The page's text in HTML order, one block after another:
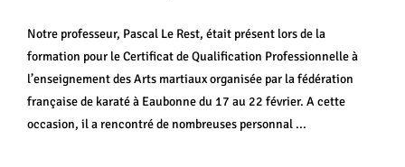
Notre professeur, Pascal Le Rest, était présent lors de la
formation pour le Certificat de Qualification Professionnelle à
l’enseignement des Arts martiaux organisée par la fédération
française de karaté à Eaubonne du 17 au 22 février. A cette
occasion, il a rencontré de nombreuses personnal ...